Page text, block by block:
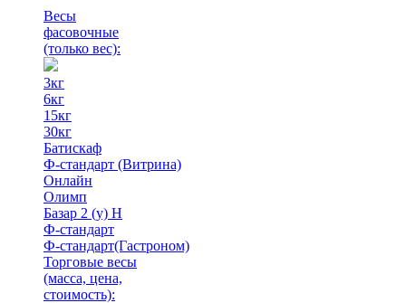
Весы
фасовочные
(только вес):
3кг
6кг
15кг
30кг
Батискаф
Ф-стандарт (Витрина)
Онлайн
Олимп
Базар 2 (у) Н
Ф-стандарт
Ф-стандарт(Гастроном)
Торговые весы
(масса, цена,
стоимость):